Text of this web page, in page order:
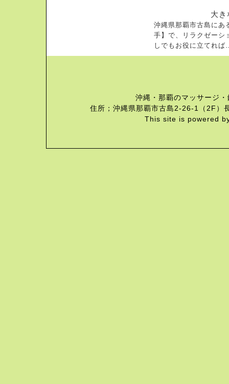
大
沖縄県那覇市古島にあ
手】で、リラクゼーシ
しでもお役に立てれ
沖縄・那覇のマッサージ
住所；沖縄県那覇市古島2-26-1（2F
This site is powered